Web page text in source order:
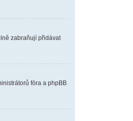
zabraňují přidávat
fóra a phpBB